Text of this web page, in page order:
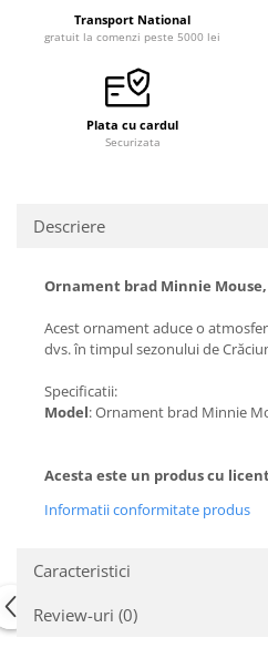
Transport National
gratuit la comenzi peste 5000 lei
Plata cu cardul
Securizata
Descriere
Ornament brad Minnie
Acest ornament aduce o
dvs. în timpul sezonului de
Specificatii:
Model: Ornament brad Minnie
Acesta este un produs cu
Informatii conformitate produs
Caracteristici
Review-uri (0)